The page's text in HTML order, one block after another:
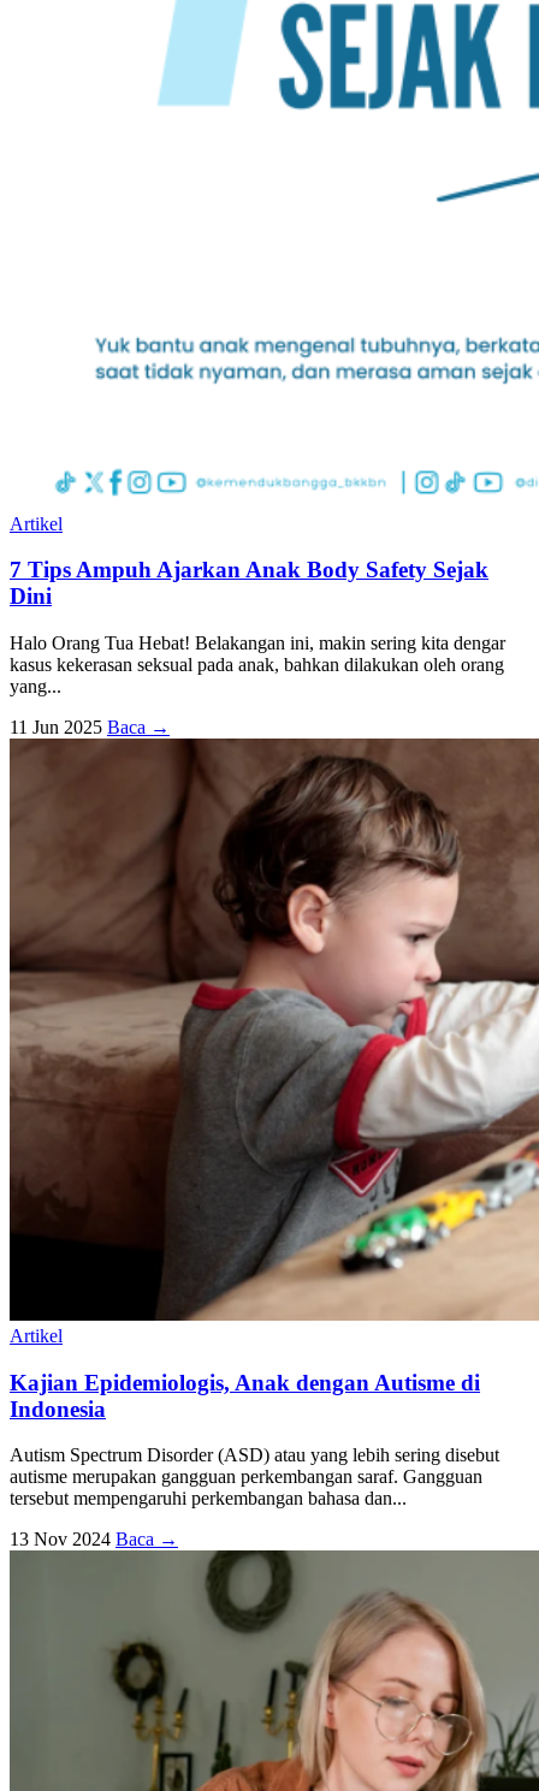
Artikel
7 Tips Ampuh Ajarkan Anak Body Safety Sejak
Dini
Halo Orang Tua Hebat! Belakangan ini, makin sering kita dengar
kasus kekerasan seksual pada anak, bahkan dilakukan oleh orang
yang...
11 Jun 2025 Baca →
Artikel
Kajian Epidemiologis, Anak dengan Autisme di
Indonesia
Autism Spectrum Disorder (ASD) atau yang lebih sering disebut
autisme merupakan gangguan perkembangan saraf. Gangguan
tersebut mempengaruhi perkembangan bahasa dan...
13 Nov 2024 Baca →